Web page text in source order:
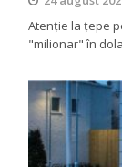
Atenţie la ţepe
"milionar" în